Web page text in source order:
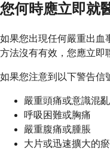
您何時應立即就
如果您出現任何嚴重出血
方法沒有有效，您應立即
如果您注意到以下警告信
嚴重頭痛或意識混
呼吸困難或胸痛
嚴重腹痛或腫脹
大片或迅速擴大的